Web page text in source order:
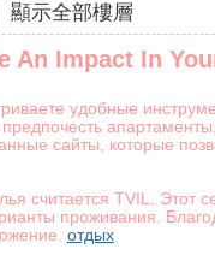
顯示全部樓層
An Impact In
удобные
сайты, которые
считается TVIL. Этот
проживания.
отдых